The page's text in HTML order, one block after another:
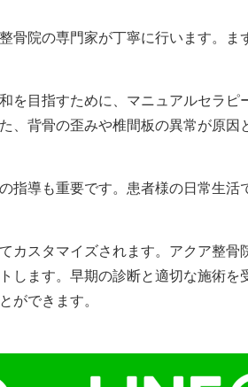
骨院の専門家が丁寧に行います。
を目指すために、マニュアルセラ
、背骨の歪みや椎間板の異常が原因
指導も重要です。患者様の日常生
カスタマイズされます。アクア整
します。早期の診断と適切な施術
ができます。